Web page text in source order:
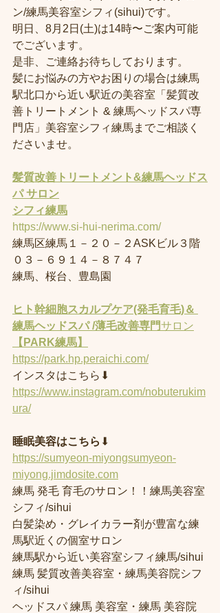
ン/練馬美容室シフィ(sihui)です。
明日、8月2日(土)は14時〜ご案内可能
でございます。
是非、ご連絡お待ちしております。
髪にお悩みの方やお困りの場合は練馬
駅北口から近い駅近の美容室「髪質改
善トリートメント & 練馬ヘッドスパ専
門店」美容室シフィ練馬までご相談く
ださいませ。
髪質改善トリートメント&練馬ヘッドス
パ サロン
シフィ練馬
https://www.si-hui-nerima.com/
練馬区練馬１－２０－２ASKビル３階
０３－６９１４－８７４７
練馬、桜台、豊島園
ヒト幹細胞スカルプケア(発毛育毛)＆
練馬ヘッドスパ /薄毛改善専門サロン
【PARK練馬】
https://park.hp.peraichi.com/
インスタはこちら⬇︎
https://www.instagram.com/nobuterukim
ura/
睡眠美容はこちら ⬇︎
https://sumyeon-miyongsumyeon-
miyong.jimdosite.com
練馬 発毛 育毛のサロン！！練馬美容室
シフィ/sihui
白髪染め・グレイカラー剤が豊富な練
馬駅近くの個室サロン
練馬駅から近い美容室シフィ練馬/sihui
練馬 髪質改善美容室・練馬美容院シフ
ィ/sihui
ヘッドスパ 練馬 美容室・練馬 美容院